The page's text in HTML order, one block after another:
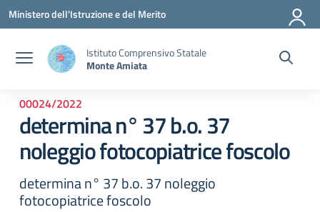
Vai ai contenuti
Vai al menu di navigazione
Vai al footer
Ministero dell'Istruzione e del Merito
Istituto Comprensivo Statale
Monte Amiata
00024/2022
determina n° 37 b.o. 37
noleggio fotocopiatrice foscolo
determina n° 37 b.o. 37 noleggio
fotocopiatrice foscolo